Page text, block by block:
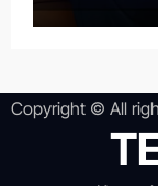
Copyright © All